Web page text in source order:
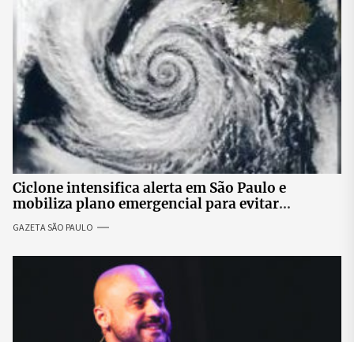
Ciclone intensifica alerta em São Paulo e
mobiliza plano emergencial para evitar
impactos no fornecimento de energia
GAZETA SÃO PAULO